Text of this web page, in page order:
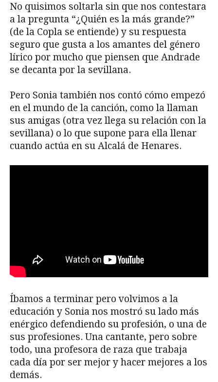
No quisimos soltarla sin que nos contestara
a la pregunta “¿Quién es la más grande?”
(de la Copla se entiende) y su respuesta
seguro que gusta a los amantes del género
lírico por mucho que piensen que Andrade
se decanta por la sevillana.
Pero Sonia también nos contó cómo empezó
en el mundo de la canción, como la llaman
sus amigas (otra vez llega su relación con la
sevillana) o lo que supone para ella llenar
cuando actúa en su Alcalá de Henares.
Íbamos a terminar pero volvimos a la
educación y Sonia nos mostró su lado más
enérgico defendiendo su profesión, o una de
sus profesiones. Una cantante, pero sobre
todo, una profesora de raza que trabaja
cada día por ser mejor y hacer mejores a los
demás.